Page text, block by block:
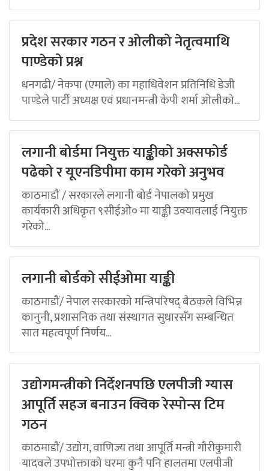
प्रदेश सरकार गठन र ओलीको नेतृत्वमाथि
पाण्डेको प्रश्न
धनगढी/ नेकपा (एमाले) का महाधिवेशन प्रतिनिधि डेजी
पाण्डेले पार्टी अध्यक्ष एवं प्रधानमन्त्री केपी शर्मा ओलीको...
लगानी बोर्डमा नियुक्त याङ्कीको अक्सफोर्ड
पढेको र यूएनडिपीमा काम गरेको अनुभव
काठमाडौं / सरकारले लगानी बोर्ड नेपालको प्रमुख
कार्यकारी अधिकृत ९सीईओ० मा याङ्की उक्यावलाई नियुक्त
गरेको...
लगानी बोर्डको सीईओमा याङ्की
काठमाडौं/ नेपाल सरकारको मन्त्रिपरिषद् बैठकले विभिन्न
कानुनी, प्रशासनिक तथा संस्थागत सुधारसँग सम्बन्धित
सात महत्वपूर्ण निर्णय...
उद्योगमन्त्रीको निर्देशनपछि एलपीजी ग्यास
आपूर्ति सहज बनाउन क्विक रेस्पोन्स टिम
गठन
काठमाडौं/ उद्योग, वाणिज्य तथा आपूर्ति मन्त्री गौरीकुमारी
यादवले उपभोक्ताको घरमा कुनै पनि हालतमा एलपीजी